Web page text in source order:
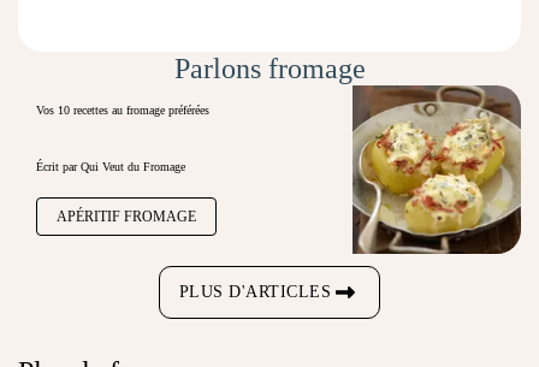
Parlons fromage
Vos 10 recettes au fromage préférées
Écrit par Qui Veut du Fromage
APÉRITIF FROMAGE
PLUS D'ARTICLES